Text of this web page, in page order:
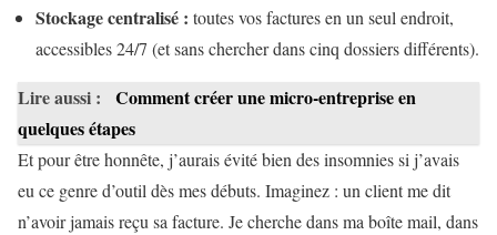
Stockage centralisé : toutes vos factures en un seul endroit,
accessibles 24/7 (et sans chercher dans cinq dossiers différents).
Lire aussi :
Comment créer une micro-entreprise en
quelques étapes
Et pour être honnête, j’aurais évité bien des insomnies si j’avais
eu ce genre d’outil dès mes débuts. Imaginez : un client me dit
n’avoir jamais reçu sa facture. Je cherche dans ma boîte mail, dans